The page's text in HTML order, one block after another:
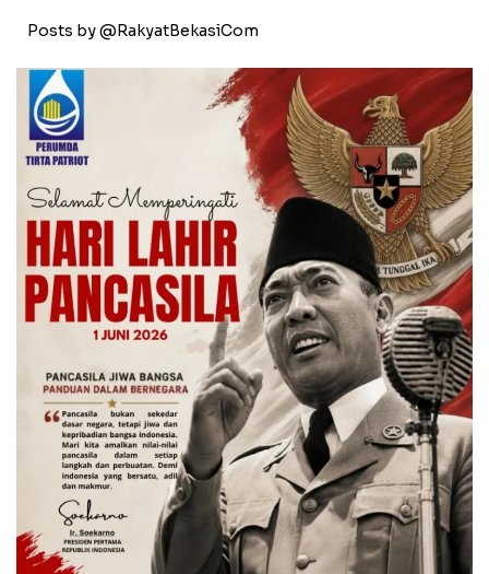
Posts by @RakyatBekasiCom